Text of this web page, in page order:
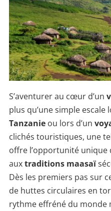
S’aventurer au cœur d’un
plus qu’une simple escale
Tanzanieou lors d’un
clichés touristiques, une
offre l’opportunité
auxtraditions maasaï
Dès les premiers pas sur
de huttes circulaires en
rythme effréné du monde